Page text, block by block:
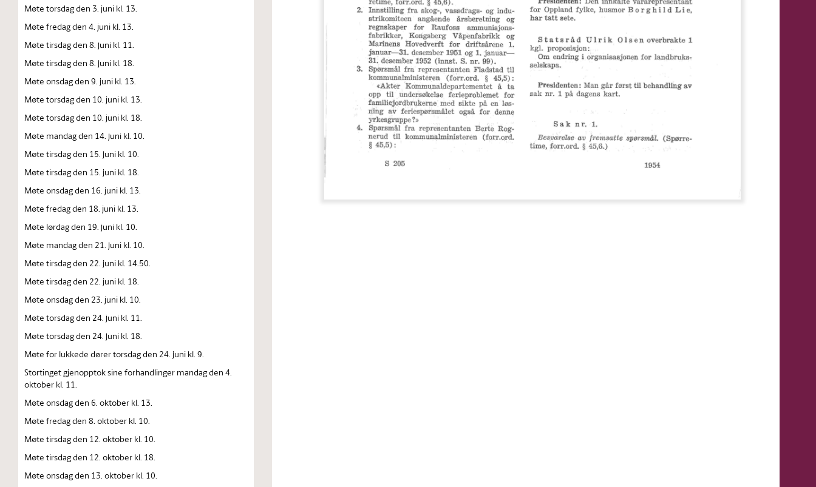
Møte torsdag den 3. juni kl. 13.
Møte fredag den 4. juni kl. 13.
Møte tirsdag den 8. juni kl. 11.
Møte tirsdag den 8. juni kl. 18.
Møte onsdag den 9. juni kl. 13.
Møte torsdag den 10. juni kl. 13.
Møte torsdag den 10. juni kl. 18.
Møte mandag den 14. juni kl. 10.
Møte tirsdag den 15. juni kl. 10.
Møte tirsdag den 15. juni kl. 18.
Møte onsdag den 16. juni kl. 13.
Møte fredag den 18. juni kl. 13.
Møte lørdag den 19. juni kl. 10.
Møte mandag den 21. juni kl. 10.
Møte tirsdag den 22. juni kl. 14.50.
Møte tirsdag den 22. juni kl. 18.
Møte onsdag den 23. juni kl. 10.
Møte torsdag den 24. juni kl. 11.
Møte torsdag den 24. juni kl. 18.
Møte for lukkede dører torsdag den 24. juni kl. 9.
Stortinget gjenopptok sine forhandlinger mandag den 4.
oktober kl. 11.
Møte onsdag den 6. oktober kl. 13.
Møte fredag den 8. oktober kl. 10.
Møte tirsdag den 12. oktober kl. 10.
Møte tirsdag den 12. oktober kl. 18.
Møte onsdag den 13. oktober kl. 10.